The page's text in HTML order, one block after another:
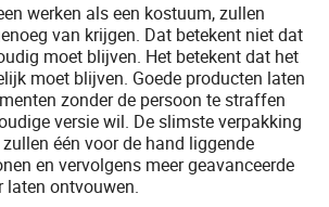
werken als een kostuum, zullen
van krijgen. Dat betekent niet dat
moet blijven. Het betekent dat het
moet blijven. Goede producten laten
zonder de persoon te straffen
versie wil. De slimste verpakking
één voor de hand liggende
en vervolgens meer geavanceerde
laten ontvouwen.